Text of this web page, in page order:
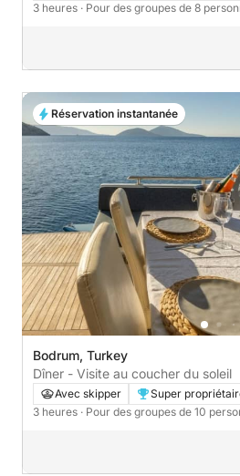
3 heures · Pour des groupes de 8
Bodrum, Turkey
Dîner - Visite au coucher du soleil
Avec skipper Super
3 heures · Pour des groupes de 10
Réservation instantanée